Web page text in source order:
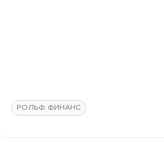
РОЛЬФ ФИНАНС